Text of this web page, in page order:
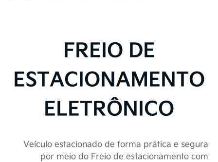
FREIO DE
ESTACIONAMENTO
ELETRÔNICO
Veículo estacionado de forma prática e segura
por meio do Freio de estacionamento com